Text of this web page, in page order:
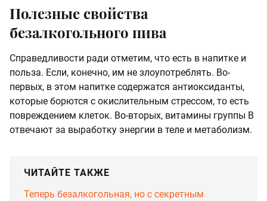
Полезные свойства
безалкогольного пива
Справедливости ради отметим, что есть в напитке и
польза. Если, конечно, им не злоупотреблять. Во-
первых, в этом напитке содержатся антиоксиданты,
которые борются с окислительным стрессом, то есть
повреждением клеток. Во-вторых, витамины группы B
отвечают за выработку энергии в теле и метаболизм.
ЧИТАЙТЕ ТАКЖЕ
Теперь безалкогольная, но с секретным